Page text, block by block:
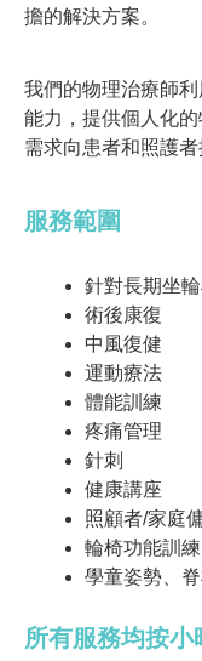
擔的解決方案。
我們的物理治療師
能力，提供個人化
需求向患者和照護者
服務範圍
針對長期坐
術後康復
中風復健
運動療法
體能訓練
疼痛管理
針刺
健康講座
照顧者/家庭
輪椅功能訓練
學童姿勢、
所有服務均按小